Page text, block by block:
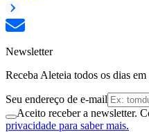
Newsletter
Receba Aleteia todos os dias
Seu endereço de e-mail
Aceito receber a newsletter.
privacidade para saber mais.